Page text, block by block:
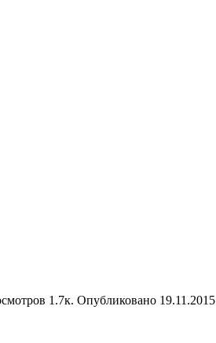
1.7к. Опубликовано 19.11.2015